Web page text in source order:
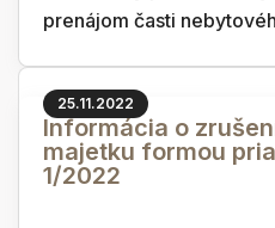
prenájom časti
25.11.2022
Informácia o
majetku formou
1/2022